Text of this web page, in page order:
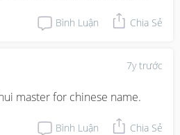
Bình Luận Chia Sẻ
7y trước
master for chinese name.
Bình Luận Chia Sẻ